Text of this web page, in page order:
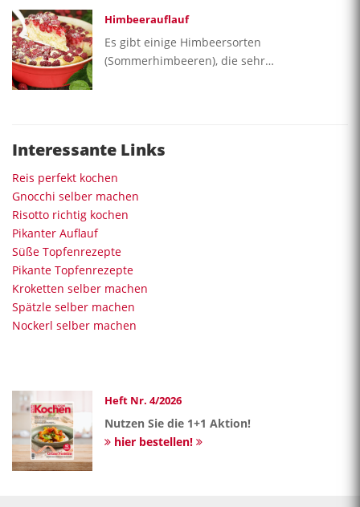
Himbeerauflauf
Es gibt einige Himbeersorten
(Sommerhimbeeren), die sehr…
Interessante Links
Reis perfekt kochen
Gnocchi selber machen
Risotto richtig kochen
Pikanter Auflauf
Süße Topfenrezepte
Pikante Topfenrezepte
Kroketten selber machen
Spätzle selber machen
Nockerl selber machen
Heft Nr. 4/2026
Nutzen Sie die 1+1 Aktion!
hier bestellen!